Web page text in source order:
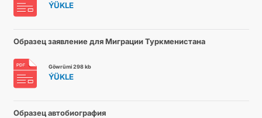
ÝÜKLE
Образец заявление для Миграции Туркменистана
Göwrümi 298 kb
ÝÜKLE
Образец автобиография